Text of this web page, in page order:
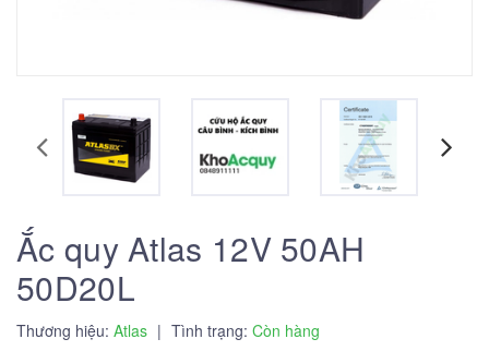
Ắc quy Atlas 12V 50AH
50D20L
Thương hiệu: Atlas | Tình trạng: Còn hàng